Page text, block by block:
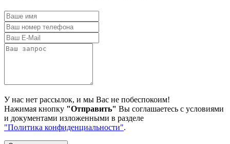
У нас нет рассылок, и мы Вас не побеспокоим!
Нажимая кнопку "Отправить" Вы соглашаетесь с условиями
и документами изложенными в разделе
"Политика конфиденциальности".